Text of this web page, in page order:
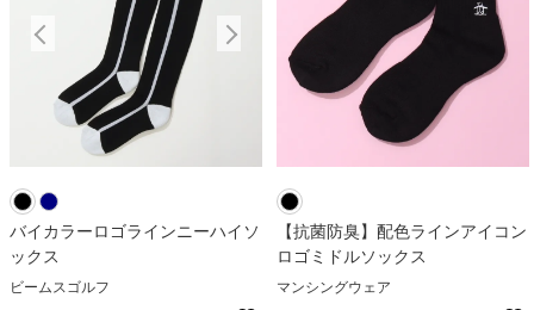
バイカラーロゴラインニーハイソ
ックス
ビームスゴルフ
【抗菌防臭】配色ラインアイコン
ロゴミドルソックス
マンシングウェア